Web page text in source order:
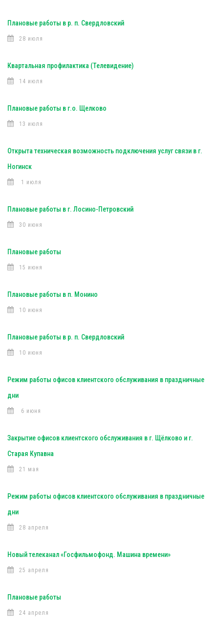
Плановые работы в р. п. Свердловский
28 июля
Квартальная профилактика (Телевидение)
14 июля
Плановые работы в г.о. Щелково
13 июля
Открыта техническая возможность подключения услуг связи в г.
Ногинск
1 июля
Плановые работы в г. Лосино-Петровский
30 июня
Плановые работы
15 июня
Плановые работы в п. Монино
10 июня
Плановые работы в р. п. Свердловский
10 июня
Режим работы офисов клиентского обслуживания в праздничные
дни
6 июня
Закрытие офисов клиентского обслуживания в г. Щёлково и г.
Старая Купавна
21 мая
Режим работы офисов клиентского обслуживания в праздничные
дни
28 апреля
Новый телеканал «Госфильмофонд. Машина времени»
25 апреля
Плановые работы
24 апреля